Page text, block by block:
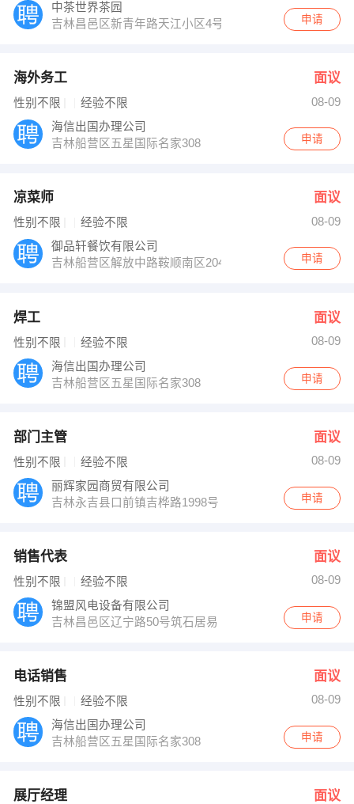
中茶世界茶园
吉林昌邑区新青年路天江小区4号楼网点
申请
海外务工 面议
性别不限 经验不限
08-09
海信出国办理公司
吉林船营区五星国际名家308
申请
凉菜师 面议
性别不限 经验不限
08-09
御品轩餐饮有限公司
吉林船营区解放中路鞍顺南区204号
申请
焊工 面议
性别不限 经验不限
08-09
海信出国办理公司
吉林船营区五星国际名家308
申请
部门主管 面议
性别不限 经验不限
08-09
丽辉家园商贸有限公司
吉林永吉县口前镇吉桦路1998号
申请
销售代表 面议
性别不限 经验不限
08-09
锦盟风电设备有限公司
吉林昌邑区辽宁路50号筑石居易
申请
电话销售 面议
性别不限 经验不限
08-09
海信出国办理公司
吉林船营区五星国际名家308
申请
展厅经理 面议